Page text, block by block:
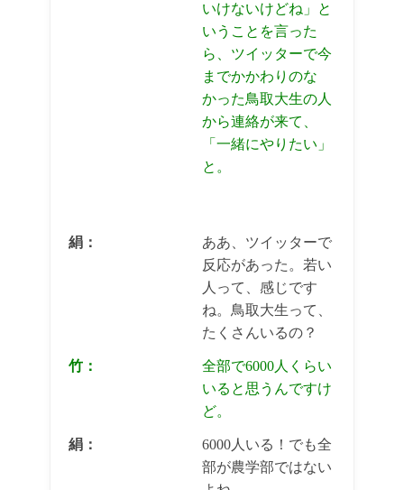
いけないけどね」と
いうことを言った
ら、ツイッターで今
までかかわりのな
かった鳥取大生の人
から連絡が来て、
「一緒にやりたい」
と。
絹：
ああ、ツイッターで
反応があった。若い
人って、感じです
ね。鳥取大生って、
たくさんいるの？
竹：
全部で6000人くらい
いると思うんですけ
ど。
絹：
6000人いる！でも全
部が農学部ではない